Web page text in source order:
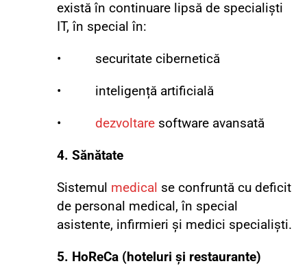
există în continuare lipsă de specialiști
IT, în special în:
• securitate cibernetică
• inteligență artificială
• dezvoltare software avansată
4. Sănătate
Sistemul medical se confruntă cu deficit
de personal medical, în special
asistente, infirmieri și medici specialiști.
5. HoReCa (hoteluri și restaurante)